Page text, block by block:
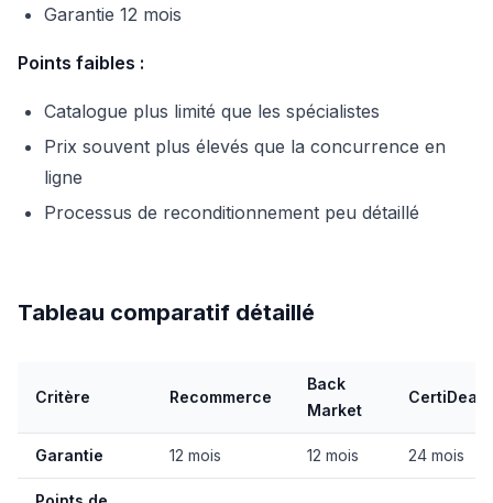
Garantie 12 mois
Points faibles :
Catalogue plus limité que les spécialistes
Prix souvent plus élevés que la concurrence en
ligne
Processus de reconditionnement peu détaillé
Tableau comparatif détaillé
Critère Recommerce
Back
Market
CertiDeal
Garantie 12 mois 12 mois 24 mois